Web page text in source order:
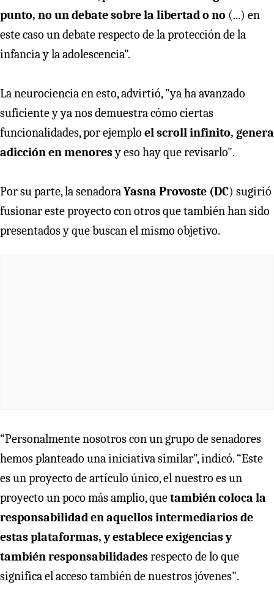
punto, no un debate sobre la libertad o no (...) en
este caso un debate respecto de la protección de la
infancia y la adolescencia”.
La neurociencia en esto, advirtió, ”ya ha avanzado
suficiente y ya nos demuestra cómo ciertas
funcionalidades, por ejemplo el scroll infinito, genera
adicción en menoresy eso hay que revisarlo".
Por su parte, la senadoraYasna Provoste (DC) sugirió
fusionar este proyecto con otros que también han sido
presentados y que buscan el mismo objetivo.
“Personalmente nosotros con un grupo de senadores
hemos planteado una iniciativa similar”, indicó. “Este
es un proyecto de artículo único, el nuestro es un
proyecto un poco más amplio, quetambién coloca la
responsabilidad en aquellos intermediarios de
estas plataformas, y establece exigencias y
también responsabilidadesrespecto de lo que
significa el acceso también de nuestros jóvenes".